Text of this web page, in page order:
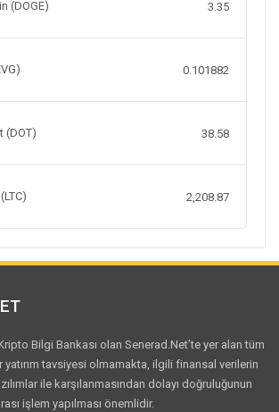
(DOGE) 3.35
0.101882
(DOT) 38.58
2,208.87
Bilgi Bankası olan Senerad.Net’te yer alan tüm
yatırım tavsiyesi olmamakta, ilgili finansal verilerin
ile karşılanmasından dolayı doğruluğunun
işlem yapılması önemlidir.